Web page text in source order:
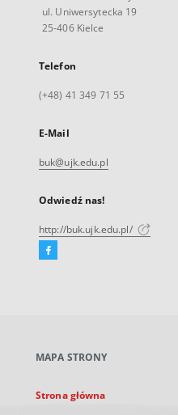
ul. Uniwersytecka 19
25-406 Kielce
Telefon
(+48) 41 349 71 55
E-Mail
buk@ujk.edu.pl
Odwiedź nas!
http://buk.ujk.edu.pl/
Facebook
karcie
MAPA STRONY
Strona główna